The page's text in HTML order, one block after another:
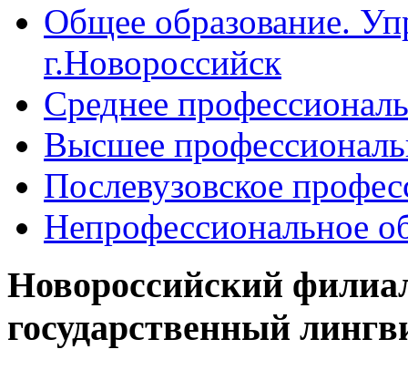
Общее образование.
г.Новороссийск
Среднее
Высшее
Послевузовское
Непрофессиональное
Новороссийский
государственный